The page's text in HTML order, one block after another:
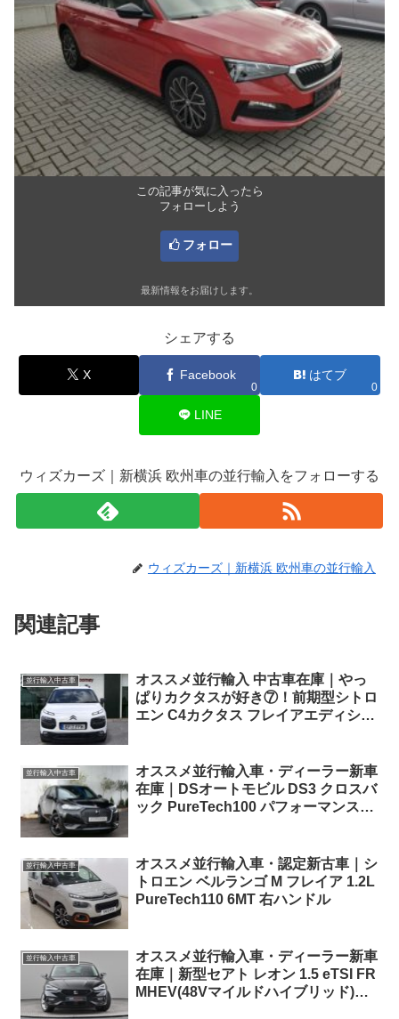
この記事が気に入ったら
フォローしよう
フォロー
最新情報をお届けします。
シェアする
X Facebook
0
はてブ
0
LINE
ウィズカーズ｜新横浜 欧州車の並行輸入をフォローする
ウィズカーズ｜新横浜 欧州車の並行輸入
関連記事
並行輸入中古車
オススメ並行輸入 中古車在庫｜やっ
ぱりカクタスが好き⑦！前期型シトロ
エン C4カクタス フレイアエディショ
並行輸入中古車
オススメ並行輸入車・ディーラー新車
在庫｜DSオートモビル DS3 クロスバ
ック PureTech100 パフォーマンスラ
並行輸入中古車
オススメ並行輸入車・認定新古車｜シ
トロエン ベルランゴ M フレイア 1.2L
PureTech110 6MT 右ハンドル
並行輸入中古車
オススメ並行輸入車・ディーラー新車
在庫｜新型セアト レオン 1.5 eTSI FR
MHEV(48Vマイルドハイブリッド)